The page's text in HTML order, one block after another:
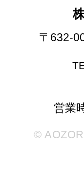
〒632-
営業
©